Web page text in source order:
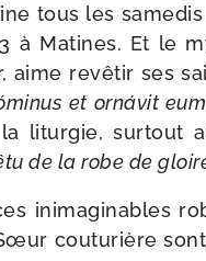
tous les
à Matines. Et le
aime revê­tir ses
et orná­vit
litur­gie, sur­tout
de la robe de
inima­gi­nables
cou­tu­rière